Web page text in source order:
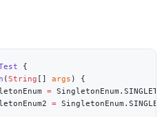
(String [] args
=
=